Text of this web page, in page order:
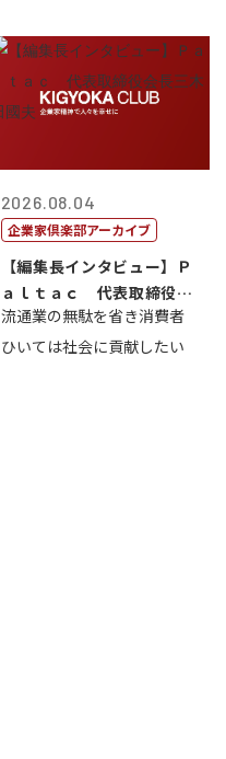
2026.08.04
企業家倶楽部アーカイブ
【編集長インタビュー】Ｐ
ａｌｔａｃ 代表取締役会
長三木田國夫
流通業の無駄を省き消費者
ひいては社会に貢献したい